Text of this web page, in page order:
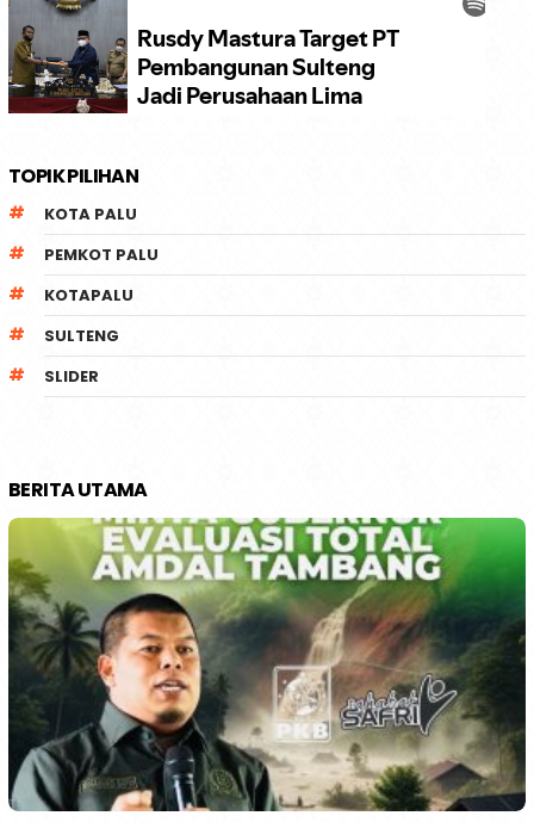
TOPIK PILIHAN
KOTA PALU
PEMKOT PALU
KOTAPALU
SULTENG
SLIDER
BERITA UTAMA